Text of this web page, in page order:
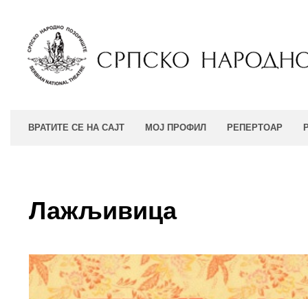
ВРАТИТЕ СЕ НА САЈТ МОЈ ПРОФИЛ РЕПЕРТОАР
Лажљивица